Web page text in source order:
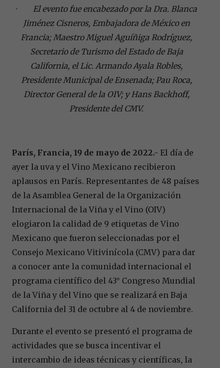
·
El evento fue encabezado por la Dra. Blanca
Jiménez Cisneros, Embajadora de México en
Francia; Maestro Miguel Aguíñiga Rodríguez,
Secretario de Turismo del Estado de Baja
California, el Lic. Armando Ayala Robles,
Presidente Municipal de Ensenada; Pau Roca,
Director General de la OIV; y Hans Backhoff,
Presidente del CMV.
París, Francia, 19 de mayo de 2022.- El día de
ayer la uva y el Vino Mexicano recibieron
aplausos en París. Representantes de 48 países
de la Asamblea General de la Organización
Internacional de la Viña y el Vino (OIV)
elogiaron la calidad de 9 etiquetas de Vino
Mexicano que fueron seleccionadas por el
Consejo Mexicano Vitivinícola (CMV) para dar
a conocer ante la comunidad internacional el
programa científico del 43° Congreso Mundial
de la Viña y del Vino que se realizará en Baja
California del 31 de octubre al 4 de noviembre.
Durante el evento se presentó el programa de
actividades que se busca incentivar el
intercambio de ideas técnicas y científicas, la